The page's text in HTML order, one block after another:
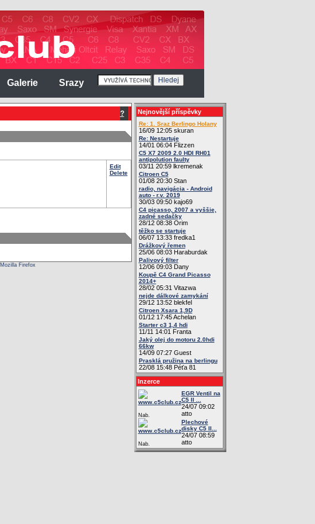
Galerie Srazy
?
Edit
Delete
Mozilla Firefox
Nejnovější příspěvky
Re: 1. Sraz Berlingo Holany
16/09 12:05 skuran
Re: Nestartuje
14/01 06:04 Flizzen
C5 X7 2009 2.0 HDI RH01
antipolution faulty
03/11 20:59 lkremenak
Citroen C5
01/08 20:30 Stan
radio, navigácia - Android
auto - r.v. 2019
30/03 09:50 kajo69
C4 picasso, 2007 a vyššie,
zadné sedačky
28/12 08:38 Orim
těžko se startuje
06/07 13:33 fredka1
Drážkový řemen
25/06 08:03 Haraburdak
Palivový filter
12/06 09:03 Dany
Koupě C4 Grand Picasso
2014+
28/02 05:31 Vitazwa
nejde dálkové zamykání
29/12 13:52 blekfel
Citroen Xsara 1,9D
01/12 17:45 Achelan
Starter c3 1,4 hdi
11/11 14:01 Franta
Jaký olej do motoru 2.0hdi
66kw
14/09 07:27 Guest
Prasklá pružina na berlingu
22/08 15:48 Péťa 81
Inzerce
Nab.
EGR Ventil na
C5 II ...
24/07 09:02
atto
Nab.
Plechové
disky C5 II...
24/07 08:59
atto